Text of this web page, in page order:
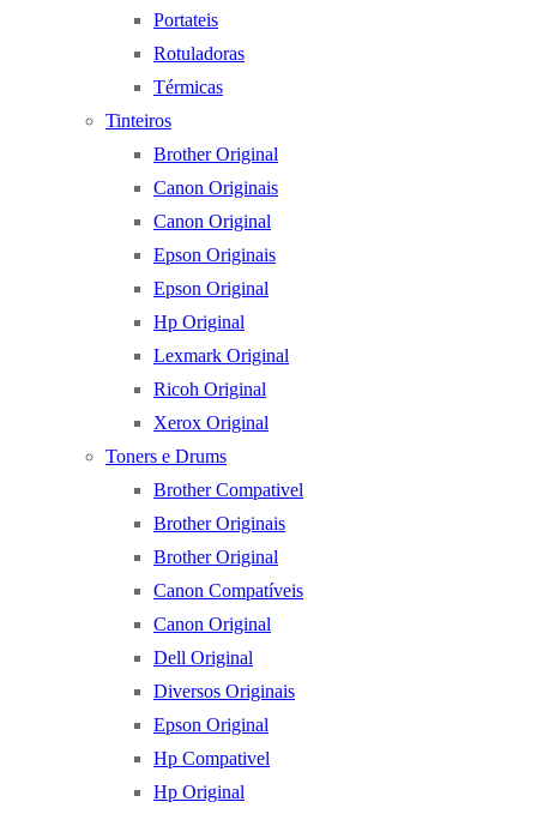
Portateis
Rotuladoras
Térmicas
Tinteiros
Brother Original
Canon Originais
Canon Original
Epson Originais
Epson Original
Hp Original
Lexmark Original
Ricoh Original
Xerox Original
Toners e Drums
Brother Compativel
Brother Originais
Brother Original
Canon Compatíveis
Canon Original
Dell Original
Diversos Originais
Epson Original
Hp Compativel
Hp Original